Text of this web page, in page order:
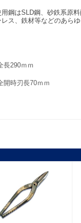
用鋼はSLD鋼、砂鉄系原
レス、鉄材等などのあら
長290ｍｍ
開時刃長70ｍｍ